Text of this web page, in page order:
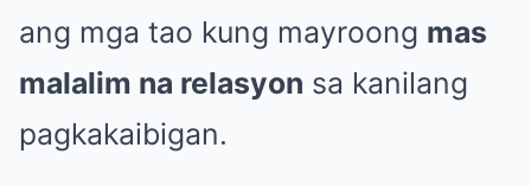
ang mga tao kung mayroong mas
malalim na relasyon sa kanilang
pagkakaibigan.